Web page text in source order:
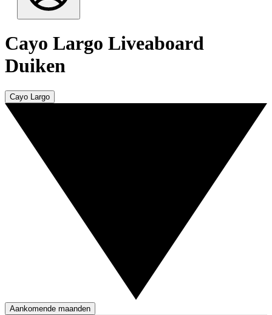
Cayo Largo Liveaboard
Duiken
Cayo Largo
Aankomende maanden